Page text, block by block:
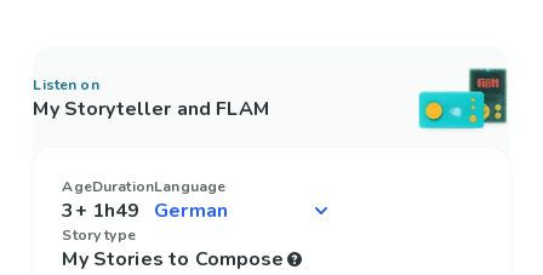
Listen on
My Storyteller and FLAM
Age
3+
Duration
1h49
Language
Story type
My Stories to Compose